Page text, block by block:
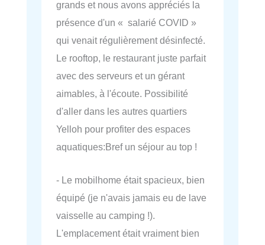
grands et nous avons appréciés la
présence d'un « salarié COVID »
qui venait régulièrement désinfecté.
Le rooftop, le restaurant juste parfait
avec des serveurs et un gérant
aimables, à l'écoute. Possibilité
d'aller dans les autres quartiers
Yelloh pour profiter des espaces
aquatiques:Bref un séjour au top !
- Le mobilhome était spacieux, bien
équipé (je n'avais jamais eu de lave
vaisselle au camping !).
L'emplacement était vraiment bien